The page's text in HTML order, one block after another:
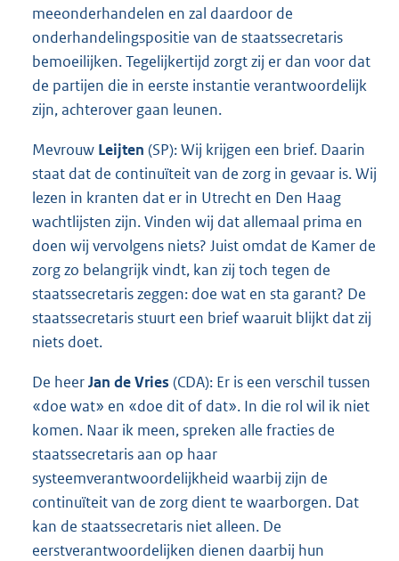
meeonderhandelen en zal daardoor de
onderhandelingspositie van de staatssecretaris
bemoeilijken. Tegelijkertijd zorgt zij er dan voor dat
de partijen die in eerste instantie verantwoordelijk
zijn, achterover gaan leunen.
Mevrouw Leijten (SP): Wij krijgen een brief. Daarin
staat dat de continuïteit van de zorg in gevaar is. Wij
lezen in kranten dat er in Utrecht en Den Haag
wachtlijsten zijn. Vinden wij dat allemaal prima en
doen wij vervolgens niets? Juist omdat de Kamer de
zorg zo belangrijk vindt, kan zij toch tegen de
staatssecretaris zeggen: doe wat en sta garant? De
staatssecretaris stuurt een brief waaruit blijkt dat zij
niets doet.
De heerJan de Vries (CDA): Er is een verschil tussen
«doe wat» en «doe dit of dat». In die rol wil ik niet
komen. Naar ik meen, spreken alle fracties de
staatssecretaris aan op haar
systeemverantwoordelijkheid waarbij zijn de
continuïteit van de zorg dient te waarborgen. Dat
kan de staatssecretaris niet alleen. De
eerstverantwoordelijken dienen daarbij hun